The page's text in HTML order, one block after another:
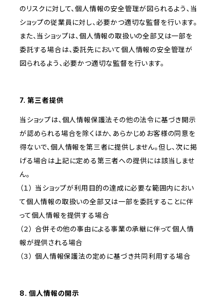
のリスクに対して、個人情報の安全管理が図られるよう、当
ショップの従業員に対し、必要かつ適切な監督を行います。
また、当ショップは、個人情報の取扱いの全部又は一部を
委託する場合は、委託先において個人情報の安全管理が
図られるよう、必要かつ適切な監督を行います。
7. 第三者提供
当ショップは、個人情報保護法その他の法令に基づき開示
が認められる場合を除くほか、あらかじめお客様の同意を
得ないで、個人情報を第三者に提供しません。但し、次に掲
げる場合は上記に定める第三者への提供には該当しませ
ん。
（１） 当ショップが利用目的の達成に必要な範囲内におい
て個人情報の取扱いの全部又は一部を委託することに伴
って個人情報を提供する場合
（２） 合併その他の事由による事業の承継に伴って個人情
報が提供される場合
（３） 個人情報保護法の定めに基づき共同利用する場合
8. 個人情報の開示